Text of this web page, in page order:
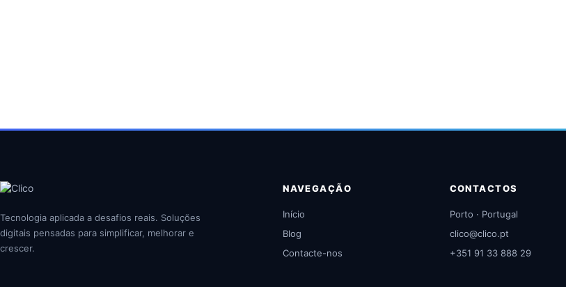
Tecnologia aplicada a desafios reais. Soluções
digitais pensadas para simplificar, melhorar e
crescer.
NAVEGAÇÃO
Início
Blog
Contacte-nos
CONTACTOS
Porto · Portugal
clico@clico.pt
+351 91 33 888 29